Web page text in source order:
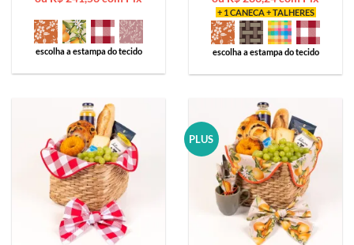
escolha a estampa do tecido
+ 1 CANECA + TALHERES
escolha a estampa do tecido
PLUS